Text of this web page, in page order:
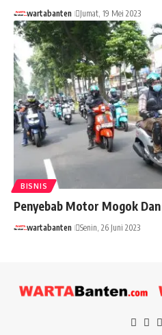
wartabanten Jumat, 19 Mei 2023
BISNIS
Penyebab Motor Mogok
wartabanten Senin, 26 Juni 2023